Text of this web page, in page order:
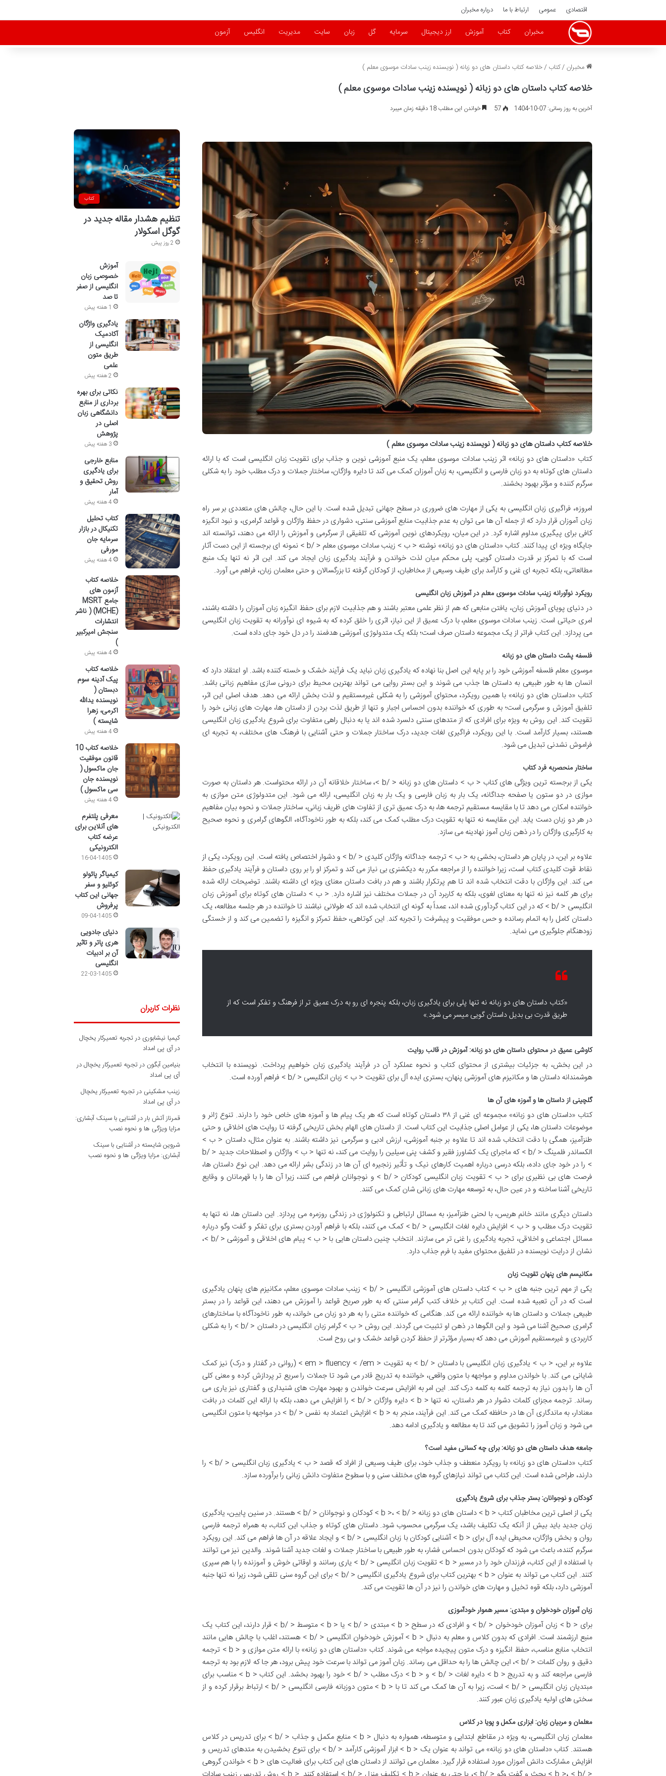
اقتصادی عمومی ارتباط با ما درباره مخبران
مخبران کتاب آموزش ارز دیجیتال سرمایه گل زبان سایت مدیریت انگلیس آزمون
مخبران /کتاب /خلاصه کتاب داستان های دو زبانه ( نویسنده زینب سادات موسوی معلم )
خلاصه کتاب داستان های دو زبانه ( نویسنده زینب سادات موسوی معلم )
آخرین به روز رسانی: 07-10-1404 57 خواندن این مطلب 18 دقیقه زمان میبرد
خلاصه کتاب داستان های دو زبانه ( نویسنده زینب سادات موسوی معلم )
کتاب «داستان های دو زبانه» اثر زینب سادات موسوی معلم، یک منبع آموزشی نوین و جذاب برای تقویت زبان انگلیسی است که با ارائه
داستان های کوتاه به دو زبان فارسی و انگلیسی، به زبان آموزان کمک می کند تا دایره واژگان، ساختار جملات و درک مطلب خود را به شکلی
سرگرم کننده و مؤثر بهبود بخشند.
امروزه، فراگیری زبان انگلیسی به یکی از مهارت های ضروری در سطح جهانی تبدیل شده است. با این حال، چالش های متعددی بر سر راه
زبان آموزان قرار دارد که از جمله آن ها می توان به عدم جذابیت منابع آموزشی سنتی، دشواری در حفظ واژگان و قواعد گرامری، و نبود انگیزه
کافی برای پیگیری مداوم اشاره کرد. در این میان، رویکردهای نوین آموزشی که تلفیقی از سرگرمی و آموزش را ارائه می دهند، توانسته اند
جایگاه ویژه ای پیدا کنند. کتاب «داستان های دو زبانه» نوشته < ب > زینب سادات موسوی معلم < /b > نمونه ای برجسته از این دست آثار
است که با تمرکز بر قدرت داستان گویی، پلی محکم میان لذت خواندن و فرآیند یادگیری زبان ایجاد می کند. این اثر نه تنها یک منبع
مطالعاتی، بلکه تجربه ای غنی و کارآمد برای طیف وسیعی از مخاطبان، از کودکان گرفته تا بزرگسالان و حتی معلمان زبان، فراهم می آورد.
رویکرد نوآورانه زینب سادات موسوی معلم در آموزش زبان انگلیسی
در دنیای پویای آموزش زبان، یافتن منابعی که هم از نظر علمی معتبر باشند و هم جذابیت لازم برای حفظ انگیزه زبان آموزان را داشته باشند،
امری حیاتی است. زینب سادات موسوی معلم، با درک عمیق از این نیاز، اثری را خلق کرده که به شیوه ای نوآورانه به تقویت زبان انگلیسی
می پردازد. این کتاب فراتر از یک مجموعه داستان صرف است؛ بلکه یک متدولوژی آموزشی هدفمند را در دل خود جای داده است.
فلسفه پشت داستان های دو زبانه
موسوی معلم فلسفه آموزشی خود را بر پایه این اصل بنا نهاده که یادگیری زبان نباید یک فرآیند خشک و خسته کننده باشد. او اعتقاد دارد که
انسان ها به طور طبیعی به داستان ها جذب می شوند و این بستر روایی می تواند بهترین محیط برای درونی سازی مفاهیم زبانی باشد.
کتاب «داستان های دو زبانه» با همین رویکرد، محتوای آموزشی را به شکلی غیرمستقیم و لذت بخش ارائه می دهد. هدف اصلی این اثر،
تلفیق آموزش و سرگرمی است؛ به طوری که خواننده بدون احساس اجبار و تنها از طریق لذت بردن از داستان ها، مهارت های زبانی خود را
تقویت کند. این روش به ویژه برای افرادی که از متدهای سنتی دلسرد شده اند یا به دنبال راهی متفاوت برای شروع یادگیری زبان انگلیسی
هستند، بسیار کارآمد است. با این رویکرد، فراگیری لغات جدید، درک ساختار جملات و حتی آشنایی با فرهنگ های مختلف، به تجربه ای
فراموش نشدنی تبدیل می شود.
ساختار منحصربه فرد کتاب
یکی از برجسته ترین ویژگی های کتاب < ب > داستان های دو زبانه < /b >، ساختار خلاقانه آن در ارائه محتواست. هر داستان به صورت
موازی در دو ستون یا صفحه جداگانه، یک بار به زبان فارسی و یک بار به زبان انگلیسی، ارائه می شود. این متدولوژی متن موازی به
خواننده امکان می دهد تا با مقایسه مستقیم ترجمه ها، به درک عمیق تری از تفاوت های ظریف زبانی، ساختار جملات و نحوه بیان مفاهیم
در هر دو زبان دست یابد. این مقایسه نه تنها به تقویت درک مطلب کمک می کند، بلکه به طور ناخودآگاه، الگوهای گرامری و نحوه صحیح
به کارگیری واژگان را در ذهن زبان آموز نهادینه می سازد.
علاوه بر این، در پایان هر داستان، بخشی به < ب > ترجمه جداگانه واژگان کلیدی < /b > و دشوار اختصاص یافته است. این رویکرد، یکی از
نقاط قوت کلیدی کتاب است، زیرا خواننده را از مراجعه مکرر به دیکشنری بی نیاز می کند و تمرکز او را بر روی داستان و فرآیند یادگیری حفظ
می کند. این واژگان با دقت انتخاب شده اند تا هم پرتکرار باشند و هم در بافت داستان معنای ویژه ای داشته باشند. توضیحات ارائه شده
برای هر کلمه نیز نه تنها به معنای لغوی، بلکه به کاربرد آن در جملات مختلف نیز اشاره دارد. < ب > داستان های کوتاه برای آموزش زبان
انگلیسی < /b > که در این کتاب گردآوری شده اند، عمداً به گونه ای انتخاب شده اند که طولانی نباشند تا خواننده در هر جلسه مطالعه، یک
داستان کامل را به اتمام رسانده و حس موفقیت و پیشرفت را تجربه کند. این کوتاهی، حفظ تمرکز و انگیزه را تضمین می کند و از خستگی
زودهنگام جلوگیری می نماید.
«کتاب داستان های دو زبانه نه تنها پلی برای یادگیری زبان، بلکه پنجره ای رو به درک عمیق تر از فرهنگ و تفکر است که از
طریق قدرت بی بدیل داستان گویی میسر می شود.»
کاوشی عمیق در محتوای داستان های دو زبانه: آموزش در قالب روایت
در این بخش، به جزئیات بیشتری از محتوای کتاب و نحوه عملکرد آن در فرآیند یادگیری زبان خواهیم پرداخت. نویسنده با انتخاب
هوشمندانه داستان ها و مکانیزم های آموزشی پنهان، بستری ایده آل برای تقویت < ب > زبان انگلیسی < /b > فراهم آورده است.
گلچینی از داستان ها و آموزه های آن ها
کتاب «داستان های دو زبانه» مجموعه ای غنی از ۳۸ داستان کوتاه است که هر یک پیام ها و آموزه های خاص خود را دارند. تنوع ژانر و
موضوعات داستان ها، یکی از عوامل اصلی جذابیت این کتاب است. از داستان های الهام بخش تاریخی گرفته تا روایت های اخلاقی و حتی
طنزآمیز، همگی با دقت انتخاب شده اند تا علاوه بر جنبه آموزشی، ارزش ادبی و سرگرمی نیز داشته باشند. به عنوان مثال، داستان < ب >
الکساندر فلمینگ < /b > که ماجرای یک کشاورز فقیر و کشف پنی سیلین را روایت می کند، نه تنها < ب > واژگان و اصطلاحات جدید < /b
> را در خود جای داده، بلکه درسی درباره اهمیت کارهای نیک و تأثیر زنجیره ای آن ها در زندگی بشر ارائه می دهد. این نوع داستان ها،
فرصت های بی نظیری برای < ب > تقویت زبان انگلیسی کودکان < /b > و نوجوانان فراهم می کنند، زیرا آن ها را با قهرمانان و وقایع
تاریخی آشنا ساخته و در عین حال، به توسعه مهارت های زبانی شان کمک می کنند.
داستان دیگری مانند خانم هریس، با لحنی طنزآمیز، به مسائل ارتباطی و تکنولوژی در زندگی روزمره می پردازد. این داستان ها، نه تنها به
تقویت درک مطلب و < ب > افزایش دایره لغات انگلیسی < /b > کمک می کنند، بلکه با فراهم آوردن بستری برای تفکر و گفت وگو درباره
مسائل اجتماعی و اخلاقی، تجربه یادگیری را غنی تر می سازند. انتخاب چنین داستان هایی با < ب > پیام های اخلاقی و آموزشی < /b >،
نشان از درایت نویسنده در تلفیق محتوای مفید با فرم جذاب دارد.
مکانیسم های پنهان تقویت زبان
یکی از مهم ترین جنبه های < ب > کتاب داستان های آموزشی انگلیسی < /b > زینب سادات موسوی معلم، مکانیزم های پنهان یادگیری
است که در آن تعبیه شده است. این کتاب بر خلاف کتب گرامر سنتی که به طور صریح قواعد را آموزش می دهند، این قواعد را در بستر
طبیعی جملات و داستان ها به خواننده ارائه می کند. هنگامی که خواننده متنی را به هر دو زبان می خواند، به طور ناخودآگاه با ساختارهای
گرامری صحیح آشنا می شود و این الگوها در ذهن او تثبیت می گردند. این روش < ب > گرامر زبان انگلیسی در داستان < /b > را به شکلی
کاربردی و غیرمستقیم آموزش می دهد که بسیار مؤثرتر از حفظ کردن قواعد خشک و بی روح است.
علاوه بر این، < ب > یادگیری زبان انگلیسی با داستان < /b > به تقویت < em > fluency < /em > (روانی در گفتار و درک) نیز کمک
شایانی می کند. با خواندن مداوم و مواجهه با متون واقعی، خواننده به تدریج قادر می شود تا جملات را سریع تر پردازش کرده و معنی کلی
آن ها را بدون نیاز به ترجمه کلمه به کلمه درک کند. این امر به افزایش سرعت خواندن و بهبود مهارت های شنیداری و گفتاری نیز یاری می
رساند. ترجمه مجزای کلمات دشوار در هر داستان، نه تنها < b > دایره واژگان < /b > را افزایش می دهد، بلکه با ارائه این کلمات در بافت
معنادار، به ماندگاری آن ها در حافظه کمک می کند. این فرآیند، منجر به < b > افزایش اعتماد به نفس < /b > در مواجهه با متون انگلیسی
می شود و زبان آموز را تشویق می کند تا به مطالعه و یادگیری ادامه دهد.
جامعه هدف داستان های دو زبانه: برای چه کسانی مفید است؟
کتاب «داستان های دو زبانه» با رویکرد منعطف و جذاب خود، برای طیف وسیعی از افراد که قصد < ب > یادگیری زبان انگلیسی < /b > را
دارند، طراحی شده است. این کتاب می تواند نیازهای گروه های مختلف سنی و با سطوح متفاوت دانش زبانی را برآورده سازد.
کودکان و نوجوانان: بستر جذاب برای شروع یادگیری
یکی از اصلی ترین مخاطبان کتاب < b > داستان های دو زبانه < /b >، < b > کودکان و نوجوانان < /b > هستند. در سنین پایین، یادگیری
زبان جدید باید بیش از آنکه یک تکلیف باشد، یک سرگرمی محسوب شود. داستان های کوتاه و جذاب این کتاب، به همراه ترجمه فارسی
روان و بخش واژگان، محیطی ایده آل برای < b > آشنایی کودکان با زبان انگلیسی < /b > و ایجاد علاقه در آن ها فراهم می کند. این رویکرد
سرگرم کننده، باعث می شود که کودکان بدون احساس فشار، به طور طبیعی با ساختار جملات و لغات جدید آشنا شوند. والدین نیز می توانند
با استفاده از این کتاب، فرزندان خود را در مسیر < b > تقویت زبان انگلیسی < /b > یاری رسانند و اوقاتی خوش و آموزنده را با هم سپری
کنند. این کتاب می تواند به عنوان < b > بهترین کتاب برای شروع یادگیری انگلیسی < /b > برای این گروه سنی تلقی شود، زیرا نه تنها جنبه
آموزشی دارد، بلکه قوه تخیل و مهارت های خواندن را نیز در آن ها تقویت می کند.
زبان آموزان خودخوان و مبتدی: مسیر هموار خودآموزی
برای < b > زبان آموزان خودخوان < /b > و افرادی که در سطح < b > مبتدی < /b > یا < b > متوسط < /b > قرار دارند، این کتاب یک
منبع ارزشمند است. افرادی که بدون کلاس و معلم به دنبال < b > آموزش خودخوان انگلیسی < /b > هستند، اغلب با چالش هایی مانند
انتخاب منابع مناسب، حفظ انگیزه و درک متون پیچیده مواجه می شوند. کتاب «داستان های دو زبانه» با ارائه متن موازی و < b > ترجمه
دقیق و روان کلمات < /b >، این چالش ها را به حداقل می رساند. زبان آموز می تواند با سرعت خود پیش برود، هر جا که لازم بود به ترجمه
فارسی مراجعه کند و به تدریج < b > دایره لغات < /b > و < b > درک مطلب < /b > خود را بهبود بخشد. این کتاب < b > مناسب برای
مبتدیان زبان انگلیسی < /b > است، زیرا به آن ها کمک می کند تا با < b > متون دوزبانه فارسی انگلیسی < /b > ارتباط برقرار کرده و از
سختی های اولیه یادگیری زبان عبور کنند.
معلمان و مربیان زبان: ابزاری مکمل و پویا در کلاس
معلمان زبان انگلیسی، به ویژه در مقاطع ابتدایی و متوسطه، همواره به دنبال < b > منابع مکمل و جذاب < /b > برای تدریس در کلاس
هستند. کتاب «داستان های دو زبانه» می تواند به عنوان یک < b > ابزار آموزشی کارآمد < /b > برای تنوع بخشیدن به متدهای تدریس و
افزایش مشارکت دانش آموزان مورد استفاده قرار گیرد. معلمان می توانند از داستان های این کتاب برای فعالیت های < b > خواندن گروهی
کتاب
تنظیم هشدار مقاله جدید در
گوگل اسکولار
2 روز پیش
آموزش
خصوصی زبان
انگلیسی از صفر
تا صد
1 هفته پیش
یادگیری واژگان
آکادمیک
انگلیسی از
طریق متون
علمی
2 هفته پیش
نکاتی برای بهره
برداری از منابع
دانشگاهی زبان
اصلی در
پژوهش
3 هفته پیش
منابع خارجی
برای یادگیری
روش تحقیق و
آمار
4 هفته پیش
کتاب تحلیل
تکنیکال در بازار
سرمایه جان
مورفی
4 هفته پیش
خلاصه کتاب
آزمون های
جامع MSRT
(MCHE) ( ناشر
انتشارات
سنجش امیرکبیر
)
4 هفته پیش
خلاصه کتاب
پیک آدینه سوم
دبستان (
نویسنده یدالله
اکرمی، زهرا
شایسته )
4 هفته پیش
خلاصه کتاب 10
قانون موفقیت
جان ماکسول (
نویسنده جان
سی ماکسول )
4 هفته پیش
معرفی پلتفرم
های آنلاین برای
عرضه کتاب
الکترونیکی
16-04-1405
کیمیاگر پائولو
کوئلیو و سفر
جهانی این کتاب
پرفروش
09-04-1405
دنیای جادویی
هری پاتر و تاثیر
آن بر ادبیات
انگلیسی
22-03-1405
نظرات کاربران
کیمیا نیشابوری درتجربه تعمیرکار یخچال
در آی پی امداد
بنیامین آبگون درتجربه تعمیرکار یخچال در
آی پی امداد
زینب مشکینی درتجربه تعمیرکار یخچال
در آی پی امداد
قمرناز آتش باردرآشنایی با سینک آبشاری:
مزایا ویژگی ها و نحوه نصب
شروین شایسته درآشنایی با سینک
آبشاری: مزایا ویژگی ها و نحوه نصب